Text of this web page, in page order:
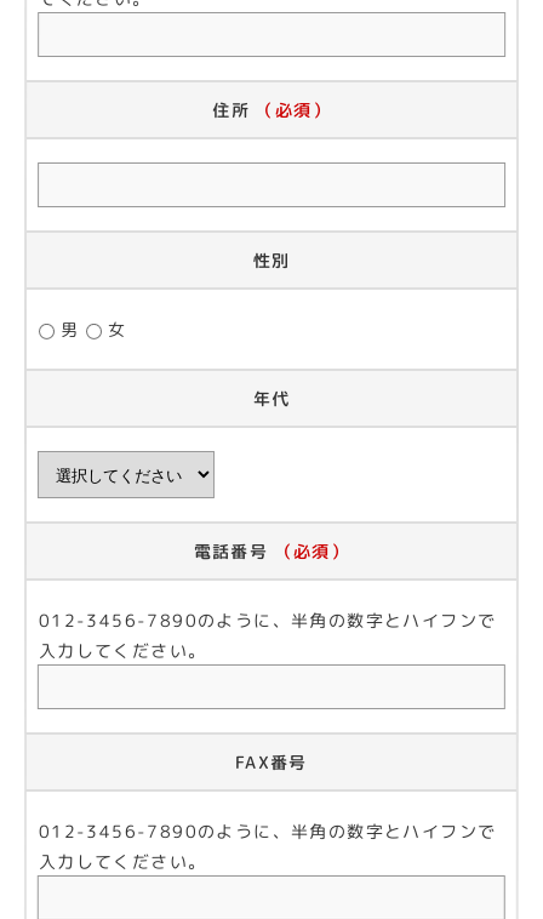
住所 （必須）
性別
男 女
年代
電話番号 （必須）
012-3456-7890のように、半角の数字とハイフンで
入力してください。
FAX番号
012-3456-7890のように、半角の数字とハイフンで
入力してください。